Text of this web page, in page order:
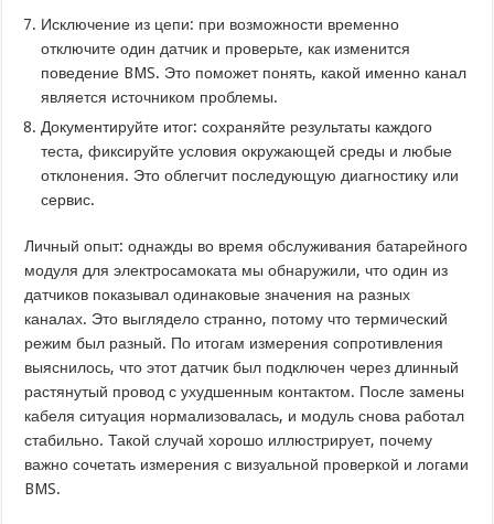
Исключение из цепи: при возможности временно
отключите один датчик и проверьте, как изменится
поведение BMS. Это поможет понять, какой именно канал
является источником проблемы.
Документируйте итог: сохраняйте результаты каждого
теста, фиксируйте условия окружающей среды и любые
отклонения. Это облегчит последующую диагностику или
сервис.
Личный опыт: однажды во время обслуживания батарейного
модуля для электросамоката мы обнаружили, что один из
датчиков показывал одинаковые значения на разных
каналах. Это выглядело странно, потому что термический
режим был разный. По итогам измерения сопротивления
выяснилось, что этот датчик был подключен через длинный
растянутый провод с ухудшенным контактом. После замены
кабеля ситуация нормализовалась, и модуль снова работал
стабильно. Такой случай хорошо иллюстрирует, почему
важно сочетать измерения с визуальной проверкой и логами
BMS.